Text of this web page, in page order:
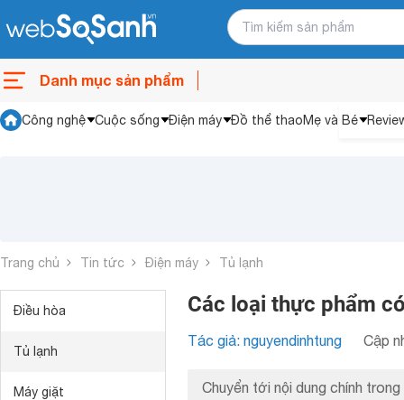
Danh mục sản phẩm
Công nghệ Cuộc sống Điện máy Đồ thể thaoMẹ và Bé
Trang chủ Tin tức Điện máy Tủ lạnh
Điều hòa
Tủ lạnh
Máy giặt
Các loại thực phẩm
Tác giả: nguyendinhtung Cập
Chuyển tới nội dung chính trong